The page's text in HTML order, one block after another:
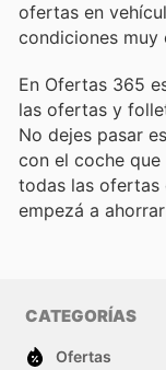
ofertas en
condiciones muy
En Ofertas 365
las ofertas y
No dejes pasar
con el coche que
todas las ofertas
empezá a
CATEGORÍAS
Ofertas